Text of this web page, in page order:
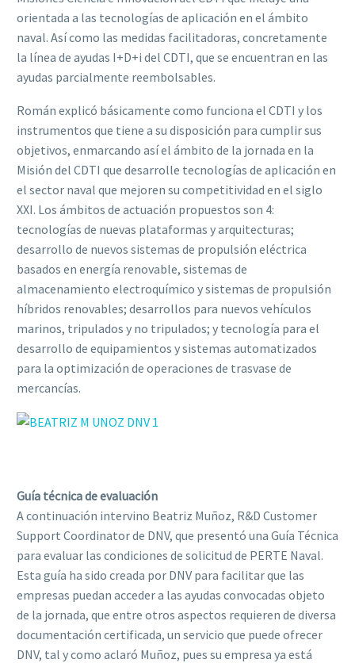
orientada a las tecnologías de aplicación en el ámbito
naval. Así como las medidas facilitadoras, concretamente
la línea de ayudas I+D+i del CDTI, que se encuentran en las
ayudas parcialmente reembolsables.
Román explicó básicamente como funciona el CDTI y los
instrumentos que tiene a su disposición para cumplir sus
objetivos, enmarcando así el ámbito de la jornada en la
Misión del CDTI que desarrolle tecnologías de aplicación en
el sector naval que mejoren su competitividad en el siglo
XXI. Los ámbitos de actuación propuestos son 4:
tecnologías de nuevas plataformas y arquitecturas;
desarrollo de nuevos sistemas de propulsión eléctrica
basados en energía renovable, sistemas de
almacenamiento electroquímico y sistemas de propulsión
híbridos renovables; desarrollos para nuevos vehículos
marinos, tripulados y no tripulados; y tecnología para el
desarrollo de equipamientos y sistemas automatizados
para la optimización de operaciones de trasvase de
mercancías.
Guía técnica de evaluación
A continuación intervino Beatriz Muñoz, R&D Customer
Support Coordinator de DNV, que presentó una Guía Técnica
para evaluar las condiciones de solicitud de PERTE Naval.
Esta guía ha sido creada por DNV para facilitar que las
empresas puedan acceder a las ayudas convocadas objeto
de la jornada, que entre otros aspectos requieren de diversa
documentación certificada, un servicio que puede ofrecer
DNV, tal y como aclaró Muñoz, pues su empresa ya está